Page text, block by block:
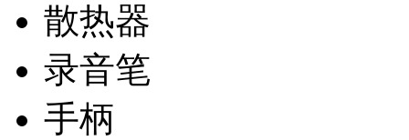
散热器
录音笔
手柄